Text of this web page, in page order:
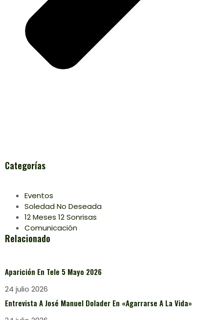
Categorías
Eventos
Soledad No Deseada
12 Meses 12 Sonrisas
Comunicación
Relacionado
Aparición En Tele 5 Mayo 2026
24 julio 2026
Entrevista A José Manuel Dolader En «Agarrarse A La Vida»